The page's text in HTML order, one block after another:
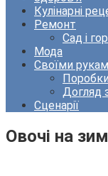
Кулінарні
Ремонт
Сад і
Мода
Своїми
Поробки
Догляд
Сценарії
Овочі на